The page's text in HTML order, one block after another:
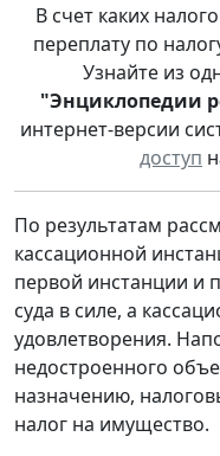
В счет каких
переплату по
Узнайте из
"Энциклопедии
интернет-версии
доступ
По результатам
кассационной
первой инстанции и
суда в силе, а
удовлетворения.
недостроенного
назначению,
налог на имущество.